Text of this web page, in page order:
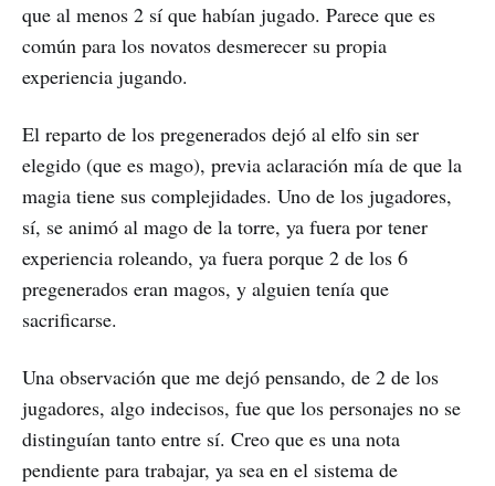
que al menos 2 sí que habían jugado. Parece que es
común para los novatos desmerecer su propia
experiencia jugando.
El reparto de los pregenerados dejó al elfo sin ser
elegido (que es mago), previa aclaración mía de que la
magia tiene sus complejidades. Uno de los jugadores,
sí, se animó al mago de la torre, ya fuera por tener
experiencia roleando, ya fuera porque 2 de los 6
pregenerados eran magos, y alguien tenía que
sacrificarse.
Una observación que me dejó pensando, de 2 de los
jugadores, algo indecisos, fue que los personajes no se
distinguían tanto entre sí. Creo que es una nota
pendiente para trabajar, ya sea en el sistema de